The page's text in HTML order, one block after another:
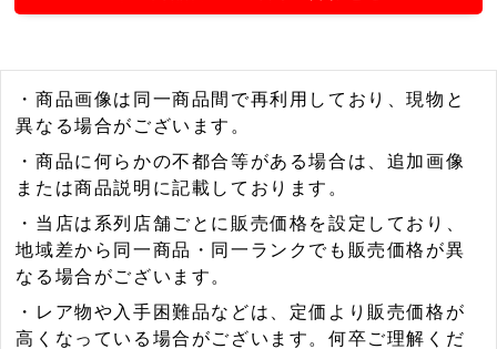
・商品画像は同一商品間で再利用しており、現物と
異なる場合がございます。
・商品に何らかの不都合等がある場合は、追加画像
または商品説明に記載しております。
・当店は系列店舗ごとに販売価格を設定しており、
地域差から同一商品・同一ランクでも販売価格が異
なる場合がございます。
・レア物や入手困難品などは、定価より販売価格が
高くなっている場合がございます。何卒ご理解くだ